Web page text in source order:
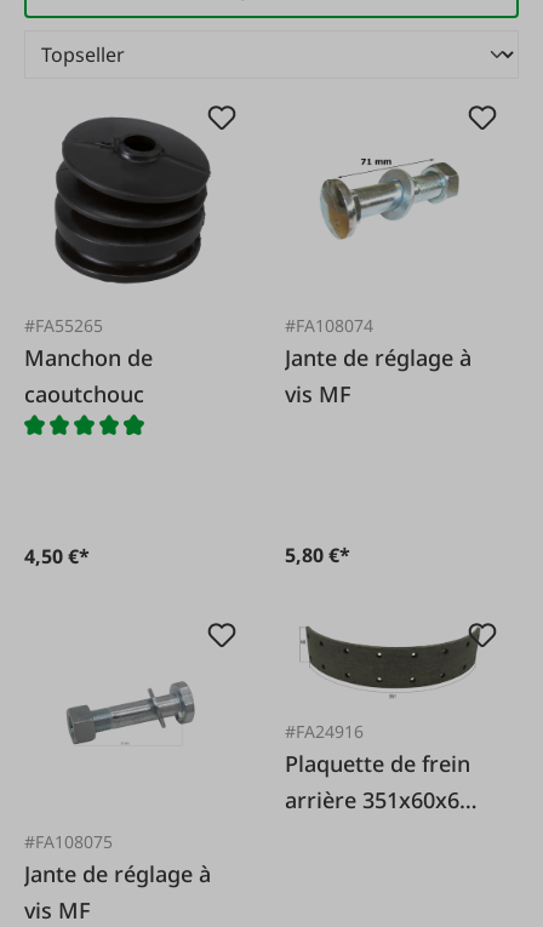
#FA55265
Manchon de
caoutchouc
4,50 €*
#FA108074
Jante de réglage à
vis MF
5,80 €*
#FA108075
Jante de réglage à
vis MF
#FA24916
Plaquette de frein
arrière 351x60x6